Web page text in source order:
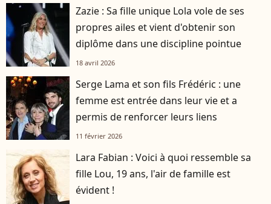
Zazie : Sa fille unique Lola vole de ses
propres ailes et vient d'obtenir son
diplôme dans une discipline pointue
18 avril 2026
Serge Lama et son fils Frédéric : une
femme est entrée dans leur vie et a
permis de renforcer leurs liens
11 février 2026
Lara Fabian : Voici à quoi ressemble sa
fille Lou, 19 ans, l'air de famille est
évident !